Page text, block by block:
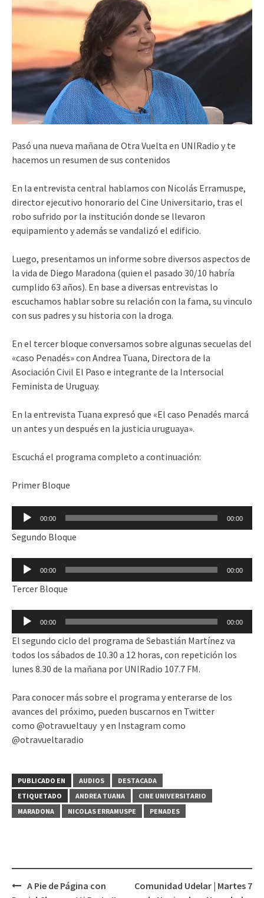
Pasó una nueva mañana de Otra Vuelta en UNIRadio y te
hacemos un resumen de sus contenidos
En la entrevista central hablamos con Nicolás Erramuspe,
director ejecutivo honorario del Cine Universitario, tras el
robo sufrido por la institución donde se llevaron
equipamiento y además se vandalizó el edificio.
Luego, presentamos un informe sobre diversos aspectos de
la vida de Diego Maradona (quien el pasado 30/10 habría
cumplido 63 años). En base a diversas entrevistas lo
escuchamos hablar sobre su relación con la fama, su vinculo
con sus padres y su historia con la droga.
En el tercer bloque conversamos sobre algunas secuelas del
«caso Penadés» con Andrea Tuana, Directora de la
Asociación Civil El Paso e integrante de la Intersocial
Feminista de Uruguay.
En la entrevista Tuana expresó que «El caso Penadés marcá
un antes y un después en la justicia uruguaya».
Escuchá el programa completo a continuación:
Primer Bloque
Reproductor
audio
00:00 00:00
Segundo Bloque
Reproductor
audio
00:00 00:00
Tercer Bloque
Reproductor
audio
00:00 00:00
El segundo ciclo del programa de Sebastián Martínez va
todos los sábados de 10.30 a 12 horas, con repetición los
lunes 8.30 de la mañana por UNIRadio 107.7 FM.
Para conocer más sobre el programa y enterarse de los
avances del próximo, pueden buscarnos en Twitter
como @otravueltauy y en Instagram como
@otravueltaradio
PUBLICADO EN AUDIOS
DESTACADA
ETIQUETADO
ANDREA TUANA
CINE UNIVERSITARIO
MARADONA
NICOLAS ERRAMUSPE PENADES
A Pie de Página con
Comunidad Udelar | Martes 7